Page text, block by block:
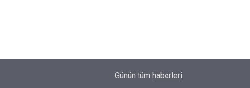
Kanat kalbine yenik düştü
Günün tüm haberleri